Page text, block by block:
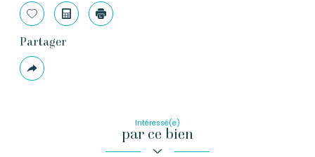
SélectionnerCalculatrice
Imprimer
Partager
Plus
de
Intéressé(e)
par ce bien